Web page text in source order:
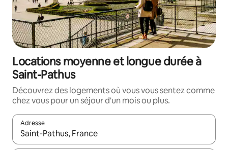
Locations moyenne et longue durée à
Saint-Pathus
Découvrez des logements où vous vous sentez comme
chez vous pour un séjour d'un mois ou plus.
Adresse
Lorsque les résultats s'affichent, utilisez les flèches vers le